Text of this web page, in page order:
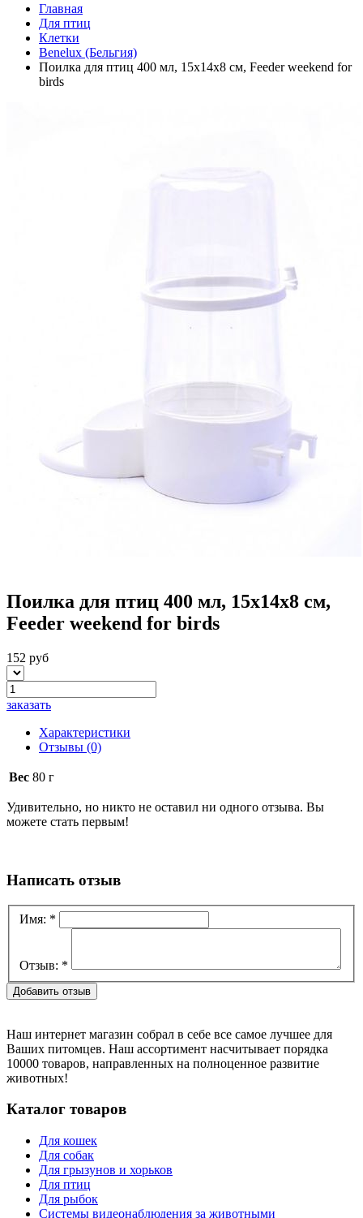
Главная
Для птиц
Клетки
Benelux (Бельгия)
Поилка для птиц 400 мл, 15х14х8 см, Feeder weekend for
birds
Поилка для птиц 400 мл, 15х14х8 см,
Feeder weekend for birds
152 руб
заказать
Характеристики
Отзывы (0)
Вес 80 г
Удивительно, но никто не оставил ни одного отзыва. Вы
можете стать первым!
Написать отзыв
Имя: *
Отзыв: *
Наш интернет магазин собрал в себе все самое лучшее для
Ваших питомцев. Наш ассортимент насчитывает порядка
10000 товаров, направленных на полноценное развитие
животных!
Каталог товаров
Для кошек
Для собак
Для грызунов и хорьков
Для птиц
Для рыбок
Cистемы видеонаблюдения за животными